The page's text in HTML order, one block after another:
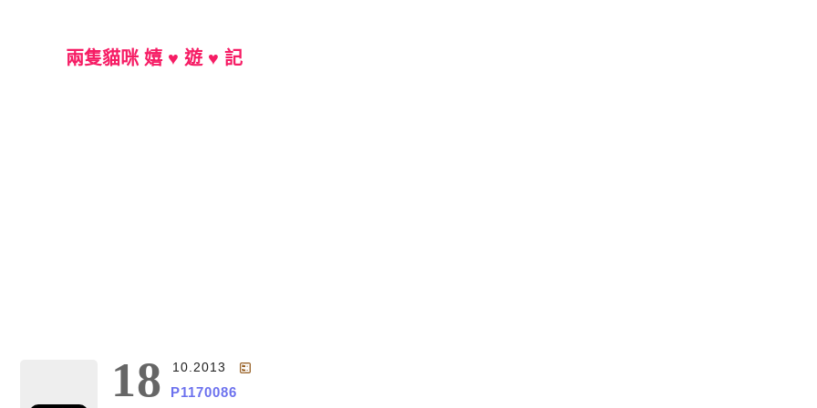
兩隻貓咪 嬉 ♥ 遊 ♥ 記
18 10.2013
P1170086